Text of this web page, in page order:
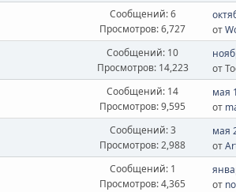
Сообщений: 6
Просмотров: 6,727
от
Сообщений: 10
Просмотров: 14,223
от
Сообщений: 14
Просмотров: 9,595
мая
от
Сообщений: 3
Просмотров: 2,988
мая
от
Сообщений: 1
Просмотров: 4,365
от